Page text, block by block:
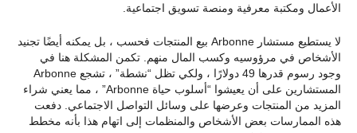
الأعمال ومكتبة معرفية ومنصة تسويق اجتماعية.
لا يستطيع مستشار Arbonne بيع المنتجات فحسب ، بل يمكنه أيضًا تجنيد
الأشخاص في مرؤوسيه وكسب المال منهم. تكمن المشكلة هنا في
وجود رسوم قدرها 49 دولارًا ، ولكي تظل “نشطة” ، تشجع Arbonne
المستشارين على أن يعيشوا “أسلوب حياة Arbonne” ، مما يعني شراء
المزيد من المنتجات وعرضها على وسائل التواصل الاجتماعي. دفعت
هذه الممارسات بعض الأشخاص والمنظمات إلى اتهام هذا بأنه مخطط